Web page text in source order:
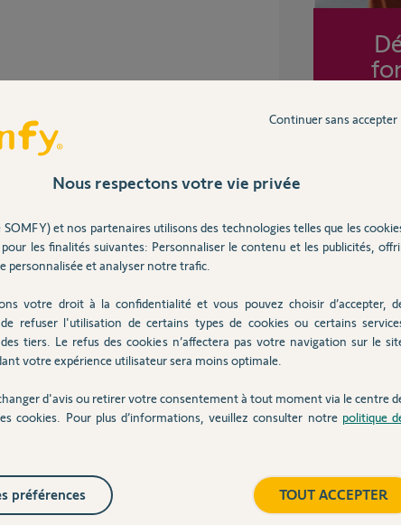
ne clignote pas quand
les réaffecter.
Nous respectons votre vie privée
SOMFY) et nos partenaires utilisons des technologies telles que les
les finalités suivantes: Personnaliser le contenu et les publicités,
personnalisée et analyser notre trafic.
votre droit à la confidentialité et vous pouvez choisir d’accepter,
refuser l'utilisation de certains types de cookies ou certains
tiers. Le refus des cookies n’affectera pas votre navigation sur le
votre expérience utilisateur sera moins optimale.
d'avis ou retirer votre consentement à tout moment via le centre
cookies. Pour plus d’informations, veuillez consulter notre politique
Continuer sans accepter
TOUT ACCEPTER
préférences